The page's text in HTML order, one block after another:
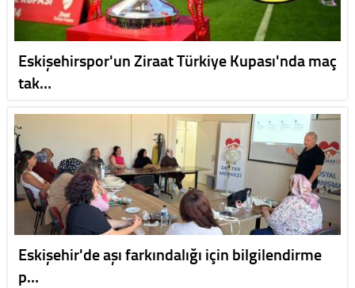
Eskişehirspor'un Ziraat Türkiye Kupası'nda maç
tak…
Eskişehir'de aşı farkındalığı için bilgilendirme
p…